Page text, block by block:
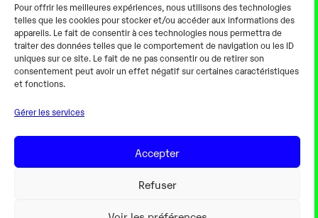
Pour offrir les meilleures expériences, nous utilisons des technologies
telles que les cookies pour stocker et/ou accéder aux informations des
appareils. Le fait de consentir à ces technologies nous permettra de
traiter des données telles que le comportement de navigation ou les ID
uniques sur ce site. Le fait de ne pas consentir ou de retirer son
consentement peut avoir un effet négatif sur certaines caractéristiques
et fonctions.
Gérer les services
Accepter
Refuser
En pratique
Tarifs et horaires
Salles
Équipements numériques
Gaming
Mentions légales